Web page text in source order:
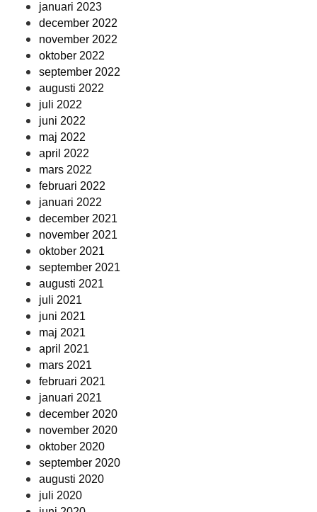
januari 2023
december 2022
november 2022
oktober 2022
september 2022
augusti 2022
juli 2022
juni 2022
maj 2022
april 2022
mars 2022
februari 2022
januari 2022
december 2021
november 2021
oktober 2021
september 2021
augusti 2021
juli 2021
juni 2021
maj 2021
april 2021
mars 2021
februari 2021
januari 2021
december 2020
november 2020
oktober 2020
september 2020
augusti 2020
juli 2020